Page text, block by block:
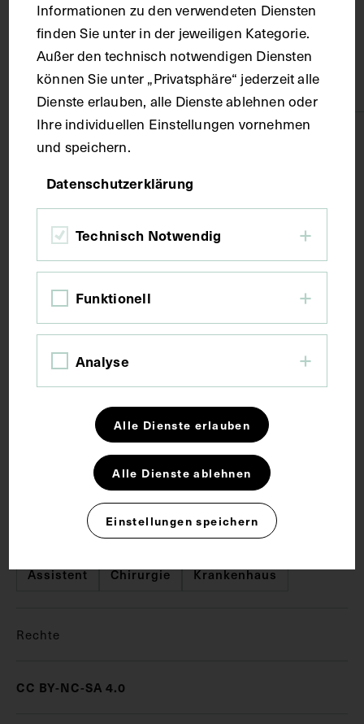
Material
Papier
Technik
Fotografie
Bildmaß 9 x 12 cm
Kurzbeschreibung
Reproduktion einer Fotografie aus dem Jahr 1894.
Vorderseitig mit einem Stempel des Instituts für
Geschichte der Medizin, Wien, versehen.
Schlagwörter
Assistent Chirurgie Krankenhaus
Rechte
CC BY-NC-SA 4.0
Informationen zu den verwendeten Diensten
finden Sie unter in der jeweiligen Kategorie.
Außer den technisch notwendigen Diensten
können Sie unter „Privatsphäre“ jederzeit alle
Dienste erlauben, alle Dienste ablehnen oder
Ihre individuellen Einstellungen vornehmen
und speichern.
Datenschutzerklärung
Technisch Notwendig
Funktionell
Analyse
Alle Dienste erlauben
Alle Dienste ablehnen
Einstellungen speichern